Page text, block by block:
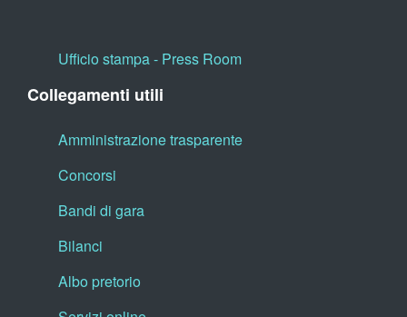
Ufficio stampa - Press Room
Collegamenti utili
Amministrazione trasparente
Concorsi
Bandi di gara
Bilanci
Albo pretorio